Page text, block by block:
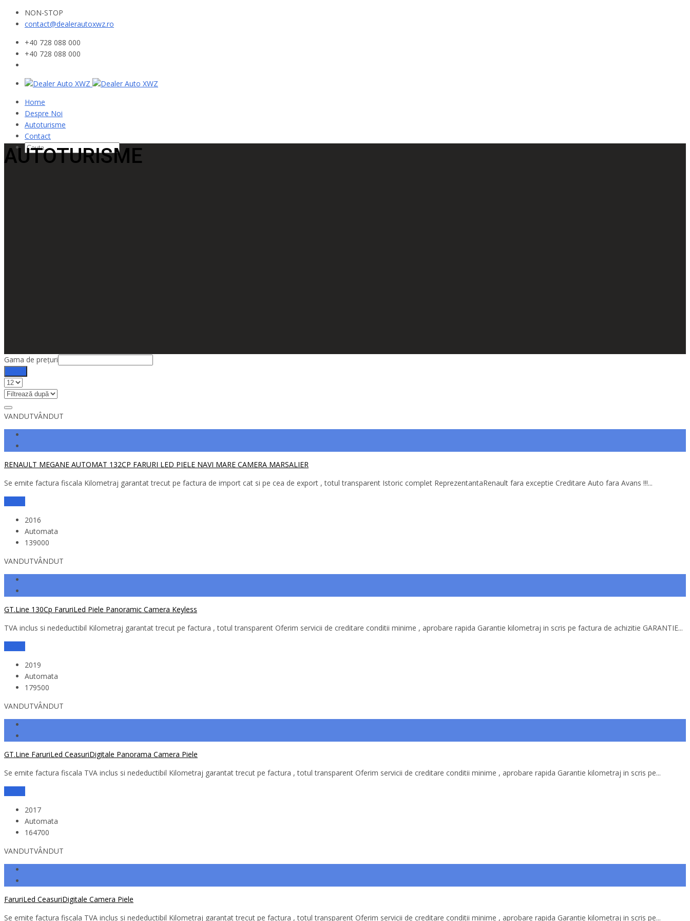
NON-STOP
contact@dealerautoxwz.ro
+40 728 088 000
+40 728 088 000
Home
Despre Noi
Autoturisme
Contact
AUTOTURISME
Gama de prețuri
VANDUTVÂNDUT
RENAULT MEGANE AUTOMAT 132CP FARURI LED PIELE NAVI MARE CAMERA MARSALIER
Se emite factura fiscala Kilometraj garantat trecut pe factura de import cat si pe cea de export , totul transparent Istoric complet ReprezentantaRenault fara exceptie Creditare Auto fara Avans !!!...
2016
Automata
139000
VANDUTVÂNDUT
GT.Line 130Cp FaruriLed Piele Panoramic Camera Keyless
TVA inclus si nedeductibil Kilometraj garantat trecut pe factura , totul transparent Oferim servicii de creditare conditii minime , aprobare rapida Garantie kilometraj in scris pe factura de achizitie GARANTIE...
2019
Automata
179500
VANDUTVÂNDUT
GT.Line FaruriLed CeasuriDigitale Panorama Camera Piele
Se emite factura fiscala TVA inclus si nedeductibil Kilometraj garantat trecut pe factura , totul transparent Oferim servicii de creditare conditii minime , aprobare rapida Garantie kilometraj in scris pe...
2017
Automata
164700
VANDUTVÂNDUT
FaruriLed CeasuriDigitale Camera Piele
Se emite factura fiscala TVA inclus si nedeductibil Kilometraj garantat trecut pe factura , totul transparent Oferim servicii de creditare conditii minime , aprobare rapida Garantie kilometraj in scris pe...